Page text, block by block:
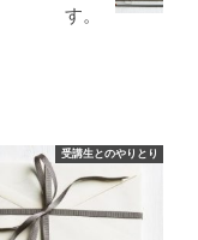
す。
受講生とのやりとり